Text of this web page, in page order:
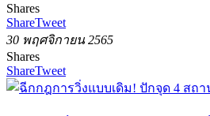
Shares
ShareTweet
30 พฤศจิกายน 2565
Shares
ShareTweet